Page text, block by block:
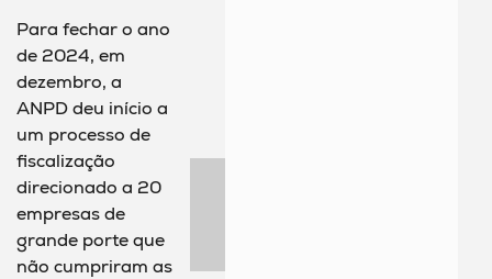
Para fechar o ano
de 2024, em
dezembro, a
ANPD deu início a
um processo de
fiscalização
direcionado a 20
empresas de
grande porte que
não cumpriram as